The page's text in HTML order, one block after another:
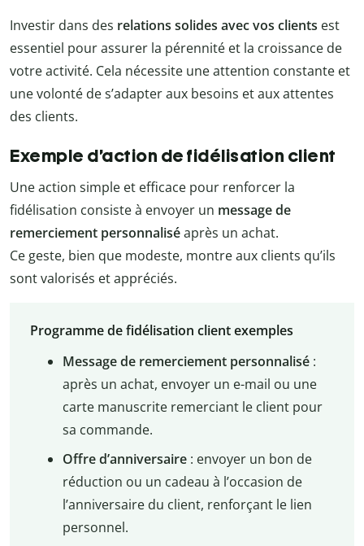
Investir dans des relations solides avec vos clients est
essentiel pour assurer la pérennité et la croissance de
votre activité. Cela nécessite une attention constante et
une volonté de s’adapter aux besoins et aux attentes
des clients.
Exemple d’action de fidélisation client
Une action simple et efficace pour renforcer la
fidélisation consiste à envoyer un message de
remerciement personnaliséaprès un achat.
Ce geste, bien que modeste, montre aux clients qu’ils
sont valorisés et appréciés.
Programme de fidélisation client exemples
Message de remerciement personnalisé:
après un achat, envoyer un e-mail ou une
carte manuscrite remerciant le client pour
sa commande.
Offre d’anniversaire: envoyer un bon de
réduction ou un cadeau à l’occasion de
l’anniversaire du client, renforçant le lien
personnel.